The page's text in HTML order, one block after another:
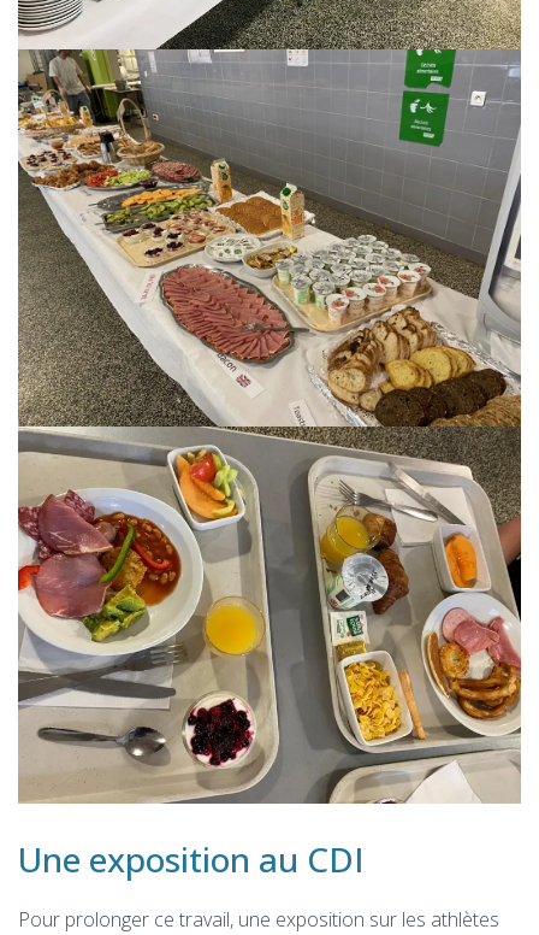
Une exposition au CDI
Pour prolonger ce travail, une exposition sur les athlètes